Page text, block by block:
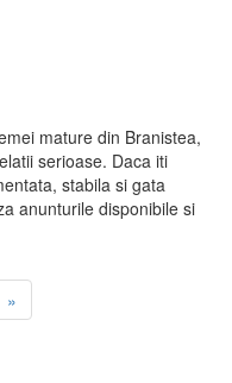
mature din Branistea,
serioase. Daca iti
stabila si gata
anunturile disponibile si
»